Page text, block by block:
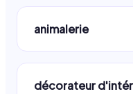
animalerie
décorateur